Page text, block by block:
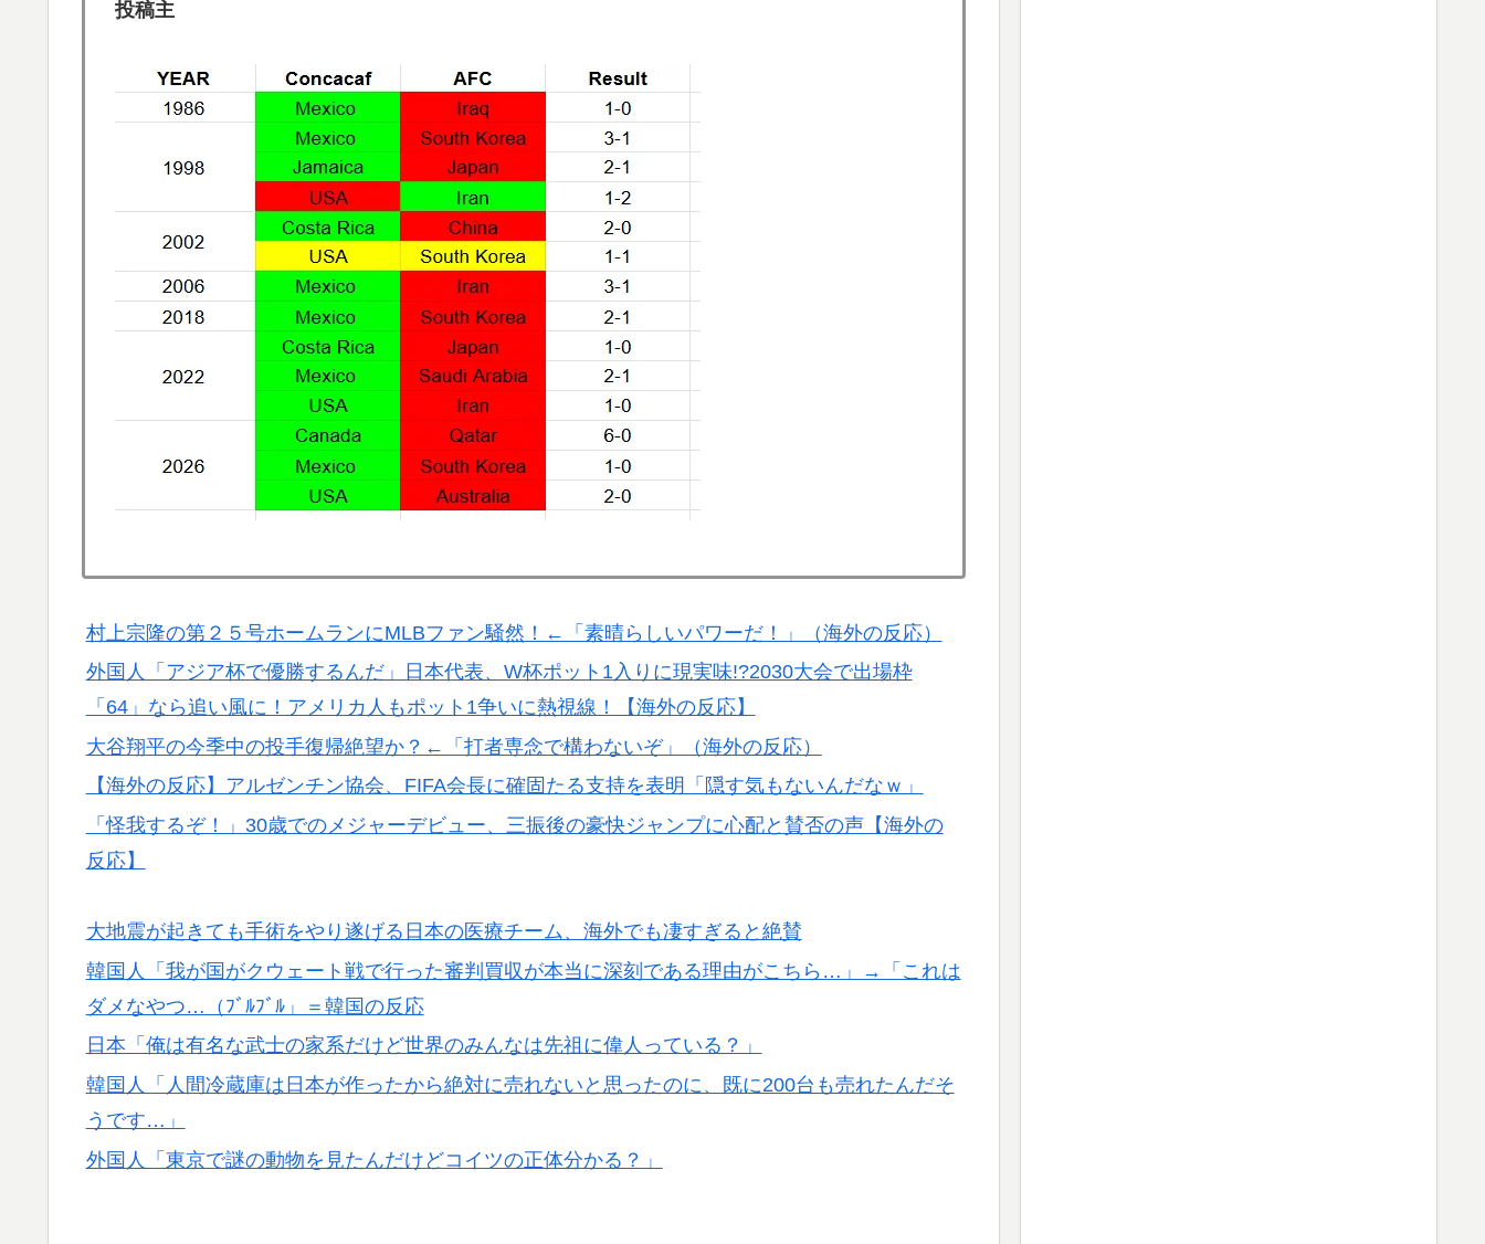
絡む活躍で海外絶賛！【海外の反応】
▶ 韓国人「過去のW杯で韓国代表がドーピング検査をすり抜けるように注射していたものがこちら…」
→「恥ずかしい…（ﾌﾞﾙﾌﾞﾙ」＝韓国の反応
韓国人「日本メディアが2002年ワールドカップ韓国準決勝も調査すべきと主張！」→「英国メディア
フランス人「欲張りすぎだ」中村敬斗、ランス残留の可能性を会長が示唆！移籍金が交渉の壁に..現地
サポの本音がこれ！【海外の反応】
【衝撃】韓国人「日本の名門女子校、漫画のままかよ」
大地震が起きても手術をやり遂げる日本の医療チーム、海外でも凄すぎると絶賛
【海外の反応】アルゼンチン協会、FIFA会長に確固たる支持を表明「隠す気もないんだなｗ」
海外「全部日本の真似だったのか…」 日本の普通のテレビ番組が最新SNSの数十年先を行っていたと
話題に
海外「素晴らしい！」日本が買収したUSスチール驚異の大復活に米国人が大喜び
投稿主
村上宗隆の第２５号ホームランにMLBファン騒然！←「素晴らしいパワーだ！」（海外の反応）
外国人「アジア杯で優勝するんだ」日本代表、W杯ポット1入りに現実味!?2030大会で出場枠
「64」なら追い風に！アメリカ人もポット1争いに熱視線！【海外の反応】
大谷翔平の今季中の投手復帰絶望か？←「打者専念で構わないぞ」（海外の反応）
【海外の反応】アルゼンチン協会、FIFA会長に確固たる支持を表明「隠す気もないんだなｗ」
「怪我するぞ！」30歳でのメジャーデビュー、三振後の豪快ジャンプに心配と賛否の声【海外の
反応】
大地震が起きても手術をやり遂げる日本の医療チーム、海外でも凄すぎると絶賛
韓国人「我が国がクウェート戦で行った審判買収が本当に深刻である理由がこちら…」→「これは
ダメなやつ…（ﾌﾞﾙﾌﾞﾙ」＝韓国の反応
日本「俺は有名な武士の家系だけど世界のみんなは先祖に偉人っている？」
韓国人「人間冷蔵庫は日本が作ったから絶対に売れないと思ったのに、既に200台も売れたんだそ
うです…」
外国人「東京で謎の動物を見たんだけどコイツの正体分かる？」